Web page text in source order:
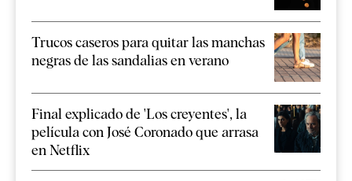
Trucos caseros para quitar las manchas
negras de las sandalias en verano
Final explicado de 'Los creyentes', la
película con José Coronado que arrasa
en Netflix